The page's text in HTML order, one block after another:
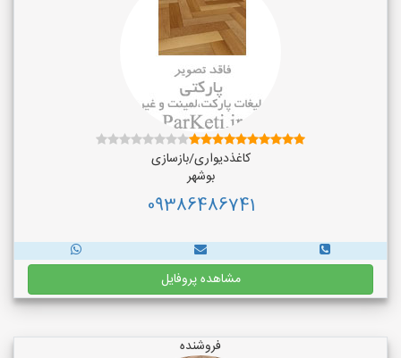
کاغذدیواری/بازسازی
بوشهر
09386486741
مشاهده پروفایل
فروشنده